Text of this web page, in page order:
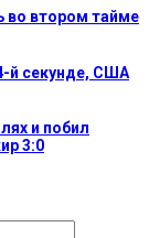
во втором тайме
й секунде, США
и побил
3:0